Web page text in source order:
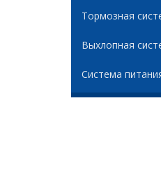
Тормозная
Выхлопная
Система